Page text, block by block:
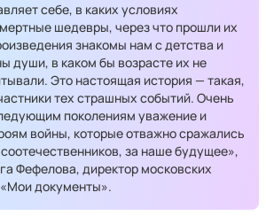
себе, в каких условиях
шедевры, через что прошли их
знакомы нам с детства и
души, в каком бы возрасте их не
Это настоящая история — такая,
тех страшных событий. Очень
поколениям уважение и
войны, которые отважно сражались
за наше будущее»,
Фефелова, директор московских
документы».